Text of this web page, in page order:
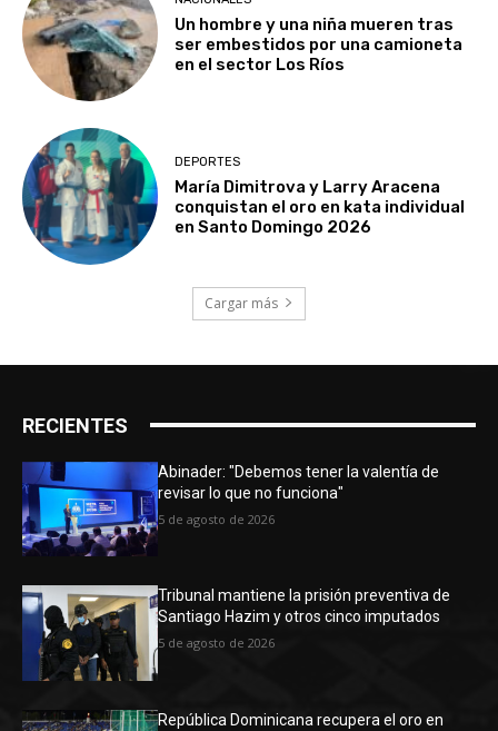
Un hombre y una niña mueren tras
ser embestidos por una camioneta
en el sector Los Ríos
DEPORTES
María Dimitrova y Larry Aracena
conquistan el oro en kata individual
en Santo Domingo 2026
Cargar más
RECIENTES
Abinader: "Debemos tener la valentía de
revisar lo que no funciona"
5 de agosto de 2026
Tribunal mantiene la prisión preventiva de
Santiago Hazim y otros cinco imputados
5 de agosto de 2026
República Dominicana recupera el oro en